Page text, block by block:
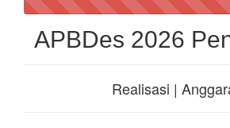
APBDes 2026
Realisasi |